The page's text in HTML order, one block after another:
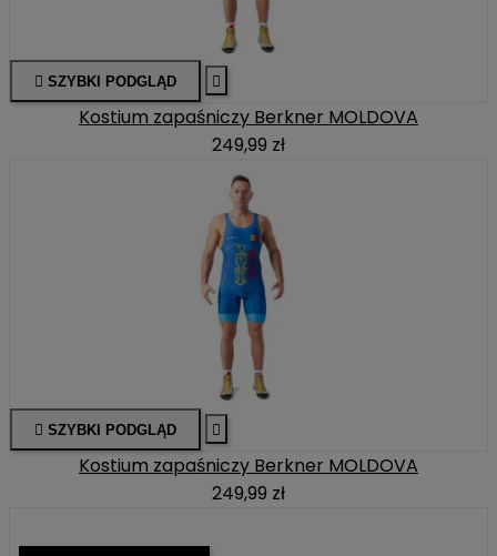
 SZYBKI PODGLĄD 
Kostium zapaśniczy Berkner MOLDOVA
249,99 zł
 SZYBKI PODGLĄD 
Kostium zapaśniczy Berkner MOLDOVA
249,99 zł